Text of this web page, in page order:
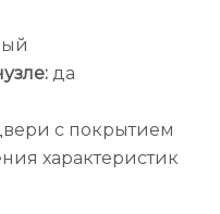
да
с покрытием
характеристик